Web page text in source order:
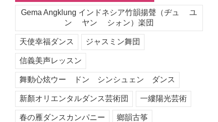
Gema Angklung インドネシア竹韻揚聲（ヂュ ユ
ン ヤン シォン）楽団
天使幸福ダンス ジャスミン舞団
信義美声レッスン
舞動心炫ウー ドン シンシュェン ダンス
新顏オリエンタルダンス芸術団 一縷陽光芸術
春の雁ダンスカンパニー 鄉韻古筝